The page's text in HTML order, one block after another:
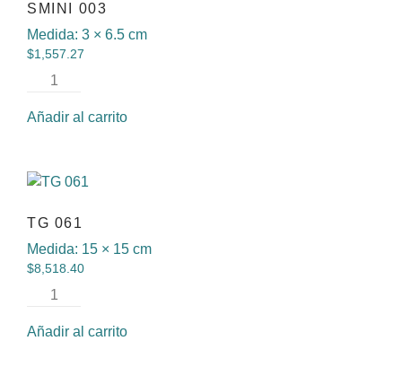
SMINI 003
Medida: 3 × 6.5 cm
$1,557.27
Añadir al carrito
TG 061
Medida: 15 × 15 cm
$8,518.40
Añadir al carrito